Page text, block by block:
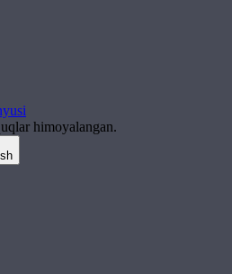
himoyalangan.